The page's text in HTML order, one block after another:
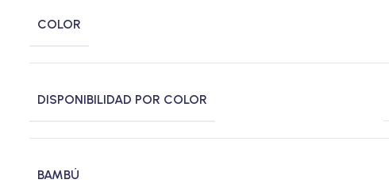
COLOR
DISPONIBILIDAD POR COLOR
BAMBÚ